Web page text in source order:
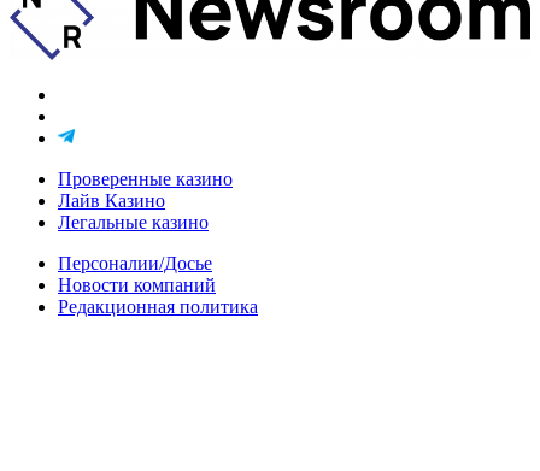
Проверенные казино
Лайв Казино
Легальные казино
Персоналии/Досье
Новости компаний
Редакционная политика